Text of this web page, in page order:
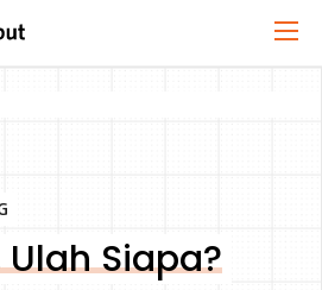
Siapa?